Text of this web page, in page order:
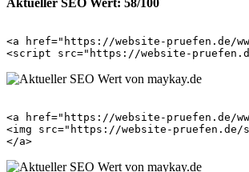
Aktueller SEO Wert: 58/100
<a href="https://website-pruefen.de/
<a href="https://website-pruefen.de/
<img src="https://website-pruefen.de/